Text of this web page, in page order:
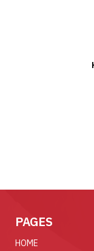
PAGES
HOME